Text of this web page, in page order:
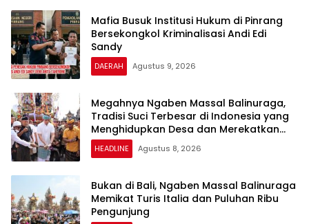
Mafia Busuk Institusi Hukum di Pinrang
Bersekongkol Kriminalisasi Andi Edi
Sandy
DAERAH Agustus 9, 2026
Megahnya Ngaben Massal Balinuraga,
Tradisi Suci Terbesar di Indonesia yang
Menghidupkan Desa dan Merekatkan
Ikatan Keluarga
HEADLINE Agustus 8, 2026
Bukan di Bali, Ngaben Massal Balinuraga
Memikat Turis Italia dan Puluhan Ribu
Pengunjung